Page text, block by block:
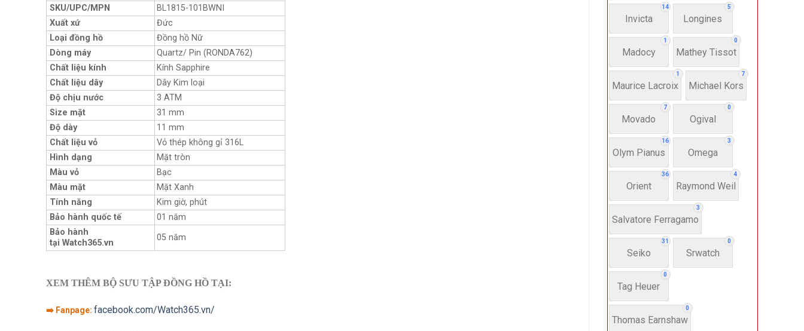
14
Invicta
5
Longines
1
Madocy
0
Mathey Tissot
1
Maurice Lacroix
7
Michael Kors
7
Movado
0
Ogival
16
Olym Pianus
3
Omega
36
Orient
4
Raymond Weil
3
Salvatore Ferragamo
31
Seiko
0
Srwatch
0
Tag Heuer
0
Thomas Earnshaw
SKU/UPC/MPN
BL1815-101BWNI
Xuất xứ
Đức
Loại đồng hồ
Đồng hồ Nữ
Dòng máy
Quartz/ Pin (RONDA762)
Chất liệu kính
Kính Sapphire
Chất liệu dây
Dây Kim loại
Độ chịu nước
3 ATM
Size mặt
31 mm
Độ dày
11 mm
Chất liệu vỏ
Vỏ thép không gỉ 316L
Hình dạng
Mặt tròn
Màu vỏ
Bạc
Màu mặt
Mặt Xanh
Tính năng
Kim giờ, phút
Bảo hành quốc tế
01 năm
Bảo hành
tại Watch365.vn
05 năm
XEM THÊM BỘ SƯU TẬP ĐỒNG HỒ TẠI:
➡️ Fanpage: facebook.com/Watch365.vn/